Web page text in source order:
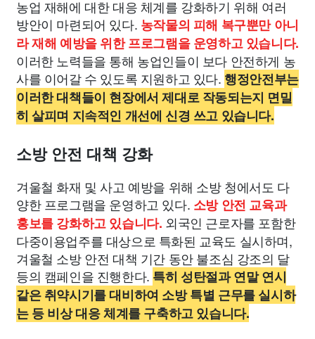
농업 재해에 대한 대응 체계를 강화하기 위해 여러
방안이 마련되어 있다. 농작물의 피해 복구뿐만 아니
라 재해 예방을 위한 프로그램을 운영하고 있습니다.
이러한 노력들을 통해 농업인들이 보다 안전하게 농
사를 이어갈 수 있도록 지원하고 있다. 행정안전부는
이러한 대책들이 현장에서 제대로 작동되는지 면밀
히 살피며 지속적인 개선에 신경 쓰고 있습니다.
소방 안전 대책 강화
겨울철 화재 및 사고 예방을 위해 소방 청에서도 다
양한 프로그램을 운영하고 있다. 소방 안전 교육과
홍보를 강화하고 있습니다. 외국인 근로자를 포함한
다중이용업주를 대상으로 특화된 교육도 실시하며,
겨울철 소방 안전 대책 기간 동안 불조심 강조의 달
등의 캠페인을 진행한다. 특히 성탄절과 연말 연시
같은 취약시기를 대비하여 소방 특별 근무를 실시하
는 등 비상 대응 체계를 구축하고 있습니다.